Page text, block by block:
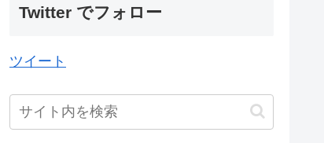
Twitter でフォロー
ツイート